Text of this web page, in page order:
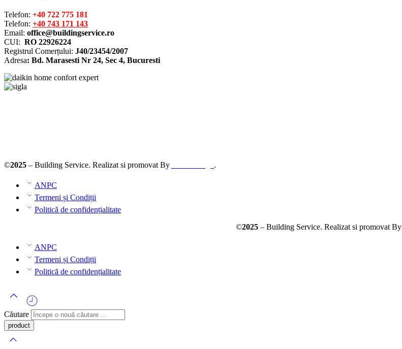
Telefon: +40 722 775 181
Telefon: +40 743 171 143
Email: office@buildingservice.ro
CUI: RO 22926224
Registrul Comerțului: J40/23454/2007
Adresa: Bd. Marasesti Nr 24, Sec 4, Bucuresti
©2025 – Building Service. Realizat si promovat By .
ANPC
Termeni și Condiții
Politică de confidențialitate
©2025– Building Service. Realizat si promovat By
ANPC
Termeni și Condiții
Politică de confidențialitate
Căutare